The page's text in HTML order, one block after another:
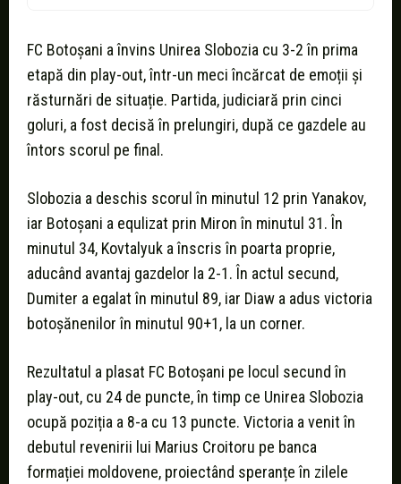
FC Botoșani a învins Unirea Slobozia cu 3-2 în prima
etapă din play-out, într-un meci încărcat de emoții și
răsturnări de situație. Partida, judiciară prin cinci
goluri, a fost decisă în prelungiri, după ce gazdele au
întors scorul pe final.
Slobozia a deschis scorul în minutul 12 prin Yanakov,
iar Botoșani a equlizat prin Miron în minutul 31. În
minutul 34, Kovtalyuk a înscris în poarta proprie,
aducând avantaj gazdelor la 2-1. În actul secund,
Dumiter a egalat în minutul 89, iar Diaw a adus victoria
botoșănenilor în minutul 90+1, la un corner.
Rezultatul a plasat FC Botoșani pe locul secund în
play-out, cu 24 de puncte, în timp ce Unirea Slobozia
ocupă poziția a 8-a cu 13 puncte. Victoria a venit în
debutul revenirii lui Marius Croitoru pe banca
formației moldovene, proiectând speranțe în zilele